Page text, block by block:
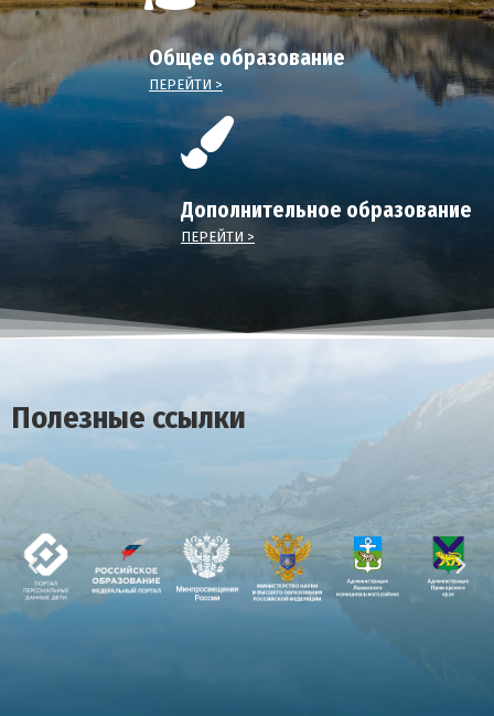
Общее образование
ПЕРЕЙТИ >
Дополнительное образование
ПЕРЕЙТИ >
Полезные ссылки